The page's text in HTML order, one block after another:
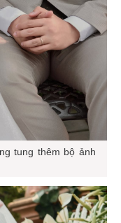
tung thêm bộ ảnh